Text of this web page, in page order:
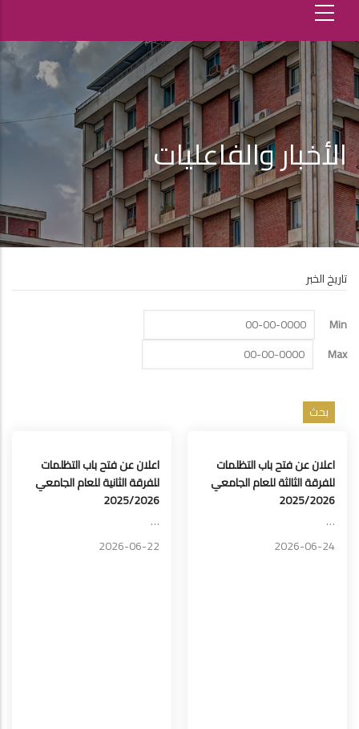
الأخبار والفاعليات
تاريخ الخبر
Min
Max
اعلان عن فتح باب التظلمات
للفرقة الثالثة للعام الجامعي
2025/2026
…
2026-06-24
اعلان عن فتح باب التظلمات
للفرقة الثانية للعام الجامعي
2025/2026
…
2026-06-22